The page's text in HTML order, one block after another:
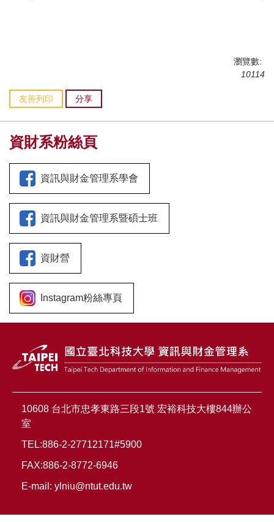
瀏覽數:
10114
友善列印 分享
資財系粉絲頁
資訊與財金管理系學會
資訊與財金管理系暨碩士班
資財營
Instagram粉絲專頁
10608 台北市忠孝東路三段1號 宏裕科技大樓844辦公
室
TEL:886-2-27712171#5900
FAX:886-2-8772-6946
E-mail: ylniu@ntut.edu.tw